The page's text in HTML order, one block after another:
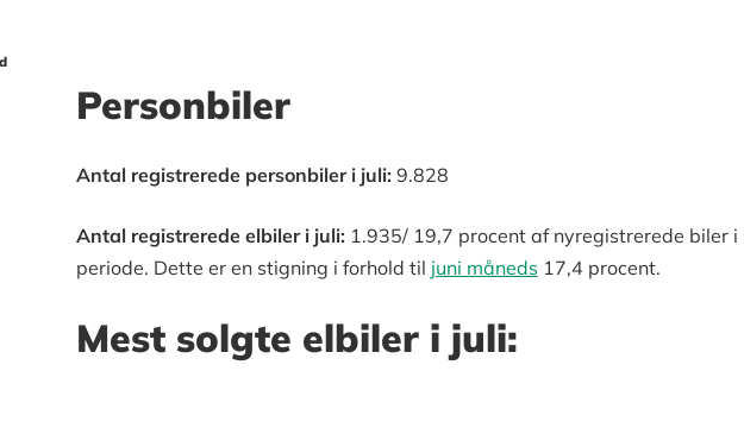
Personbiler
Antal registrerede personbiler i juli: 9.828
Antal registrerede elbiler i juli: 1.935/ 19,7 procent af nyregistrerede biler i
periode. Dette er en stigning i forhold til juni måneds 17,4 procent.
Mest solgte elbiler i juli: